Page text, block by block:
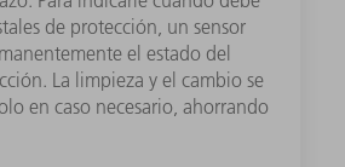
de protección, un sensor
el estado del
La limpieza y el cambio se
en caso necesario, ahorrando